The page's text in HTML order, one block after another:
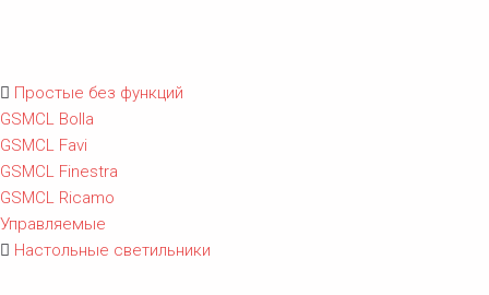
Простые без функций
GSMCL Bolla
GSMCL Favi
GSMCL Finestra
GSMCL Ricamo
Управляемые
Настольные светильники